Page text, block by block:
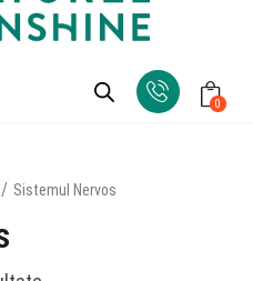
0
Sistemul Nervos